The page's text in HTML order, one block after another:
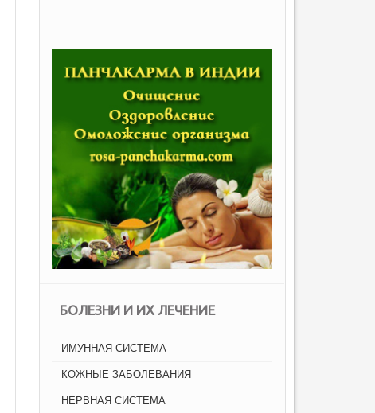
БОЛЕЗНИ И ИХ ЛЕЧЕНИЕ
ИМУННАЯ СИСТЕМА
КОЖНЫЕ ЗАБОЛЕВАНИЯ
НЕРВНАЯ СИСТЕМА